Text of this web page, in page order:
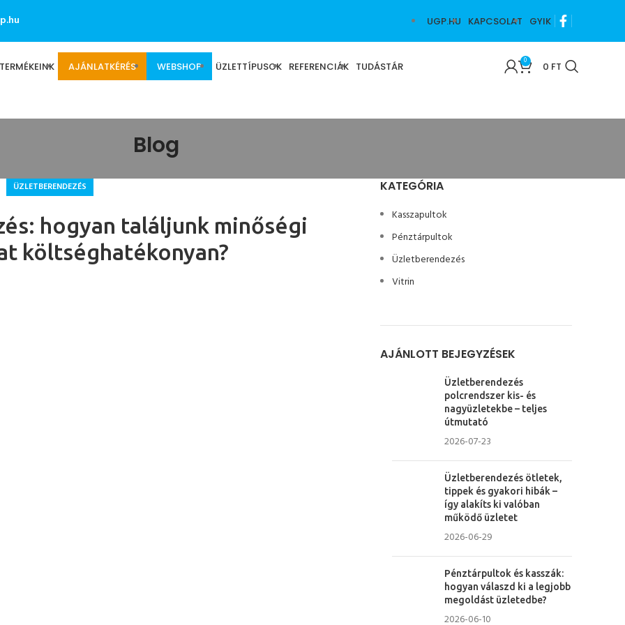
UGP.HU KAPCSOLAT GYIK
AJÁNLATKÉRÉS WEBSHOP ÜZLETTÍPUSOK REFERENCIÁK TUDÁSTÁR 0 0 FT
Blog
ÜZLETBERENDEZÉS
hogyan találjunk minőségi
költséghatékonyan?
KATEGÓRIA
Kasszapultok
Pénztárpultok
Üzletberendezés
Vitrin
AJÁNLOTT BEJEGYZÉSEK
Üzletberendezés
polcrendszer kis- és
nagyüzletekbe – teljes
útmutató
2026-07-23
Üzletberendezés ötletek,
tippek és gyakori hibák –
így alakíts ki valóban
működő üzletet
2026-06-29
Pénztárpultok és kasszák:
hogyan válaszd ki a legjobb
megoldást üzletedbe?
2026-06-10